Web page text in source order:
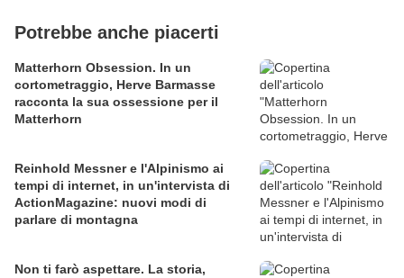
Potrebbe anche piacerti
Matterhorn Obsession. In un
cortometraggio, Herve Barmasse
racconta la sua ossessione per il
Matterhorn
Reinhold Messner e l'Alpinismo ai
tempi di internet, in un'intervista di
ActionMagazine: nuovi modi di
parlare di montagna
Non ti farò aspettare. La storia,